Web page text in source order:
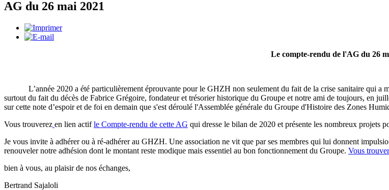
AG du 26 mai 2021
Le compte-rendu de l'AG du 26
L’année 2020 a été particulièrement éprouvante pour le GHZH non seulement du fait de la crise sanitaire qui a
surtout du fait du décès de Fabrice Grégoire, fondateur et trésorier historique du Groupe et notre ami de toujours, en
sur cette note d’espoir et de foi en demain que s'est déroulé l'Assemblée générale du Groupe d'Histoire des Zones
Vous trouverez en lien actifle Compte-rendu de cette AG qui dresse le bilan de 2020 et présente les nombreux projets
Je vous invite à adhérer ou à ré-adhérer au GHZH. Une association ne vit que par ses membres qui lui donnent
renouveler notre adhésion dont le montant reste modique mais essentiel au bon fonctionnement du Groupe. Vous
bien à vous, au plaisir de nos échanges,
Bertrand Sajaloli